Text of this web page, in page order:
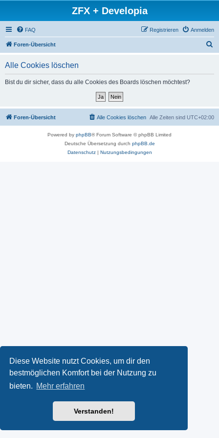
Diese Website nutzt Cookies, um dir den
bestmöglichen Komfort bei der Nutzung zu
bieten. Mehr erfahren
Verstanden!
ZFX + Developia
FAQ Anmelden
Registrieren
Foren-Übersicht
Alle Cookies löschen
Bist du dir sicher, dass du alle Cookies des Boards löschen möchtest?
Foren-Übersicht Alle Zeiten sind UTC+02:00
Alle Cookies löschen
Powered by phpBB® Forum Software © phpBB Limited
Deutsche Übersetzung durch phpBB.de
Datenschutz| Nutzungsbedingungen